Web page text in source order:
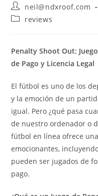
Post
author:
neil@ndxroof.com
Postreviews
Penalty Shoot Out:
de Pago y Licencia Legal
El fútbol es uno de los
y la emoción de un
igual. Pero ¿qué pasa
de nuestro ordenador o
fútbol en línea ofrece
emocionantes,
pueden ser jugados de
pago.